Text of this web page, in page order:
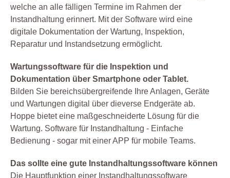
welche an alle fälligen Termine im Rahmen der
Instandhaltung erinnert. Mit der Software wird eine
digitale Dokumentation der Wartung, Inspektion,
Reparatur und Instandsetzung ermöglicht.
Wartungssoftware für die Inspektion und
Dokumentation über Smartphone oder Tablet.
Bilden Sie bereichsübergreifende Ihre Anlagen, Geräte
und Wartungen digital über dieverse Endgeräte ab.
Hoppe bietet eine maßgeschneiderte Lösung für die
Wartung. Software für Instandhaltung - Einfache
Bedienung - sogar mit einer APP für mobile Teams.
Das sollte eine gute Instandhaltungssoftware können
Die Hauptfunktion einer Instandhaltungssoftware